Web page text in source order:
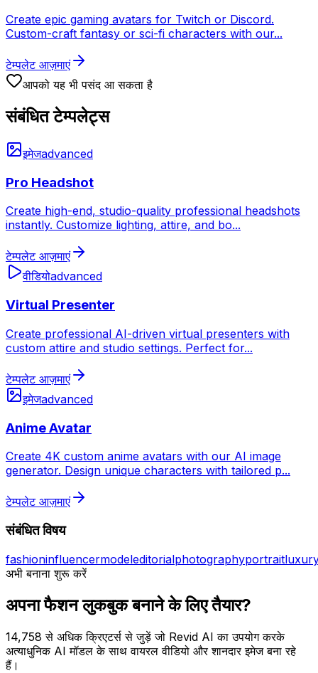
Create epic gaming avatars for Twitch or Discord.
Custom-craft fantasy or sci-fi characters with our...
टेम्पलेट आज़माएं
आपको यह भी पसंद आ सकता है
संबंधित टेम्पलेट्स
इमेजadvanced
Pro Headshot
Create high-end, studio-quality professional headshots
instantly. Customize lighting, attire, and bo...
टेम्पलेट आज़माएं
वीडियोadvanced
Virtual Presenter
Create professional AI-driven virtual presenters with
custom attire and studio settings. Perfect for...
टेम्पलेट आज़माएं
इमेजadvanced
Anime Avatar
Create 4K custom anime avatars with our AI image
generator. Design unique characters with tailored p...
टेम्पलेट आज़माएं
संबंधित विषय
fashioninfluencermodeleditorialphotographyportrait
अभी बनाना शुरू करें
अपना फैशन लुकबुक बनाने के लिए तैयार?
14,758 से अधिक क्रिएटर्स से जुड़ें जो Revid AI का उपयोग करके
अत्याधुनिक AI मॉडल के साथ वायरल वीडियो और शानदार इमेज बना रहे
हैं।